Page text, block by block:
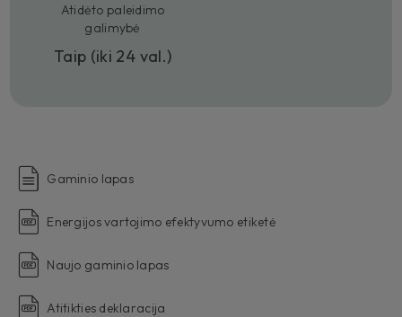
Atidėto paleidimo
galimybė
Taip (iki 24 val.)
Gaminio lapas
Energijos vartojimo efektyvumo etiketė
Naujo gaminio lapas
Atitikties deklaracija